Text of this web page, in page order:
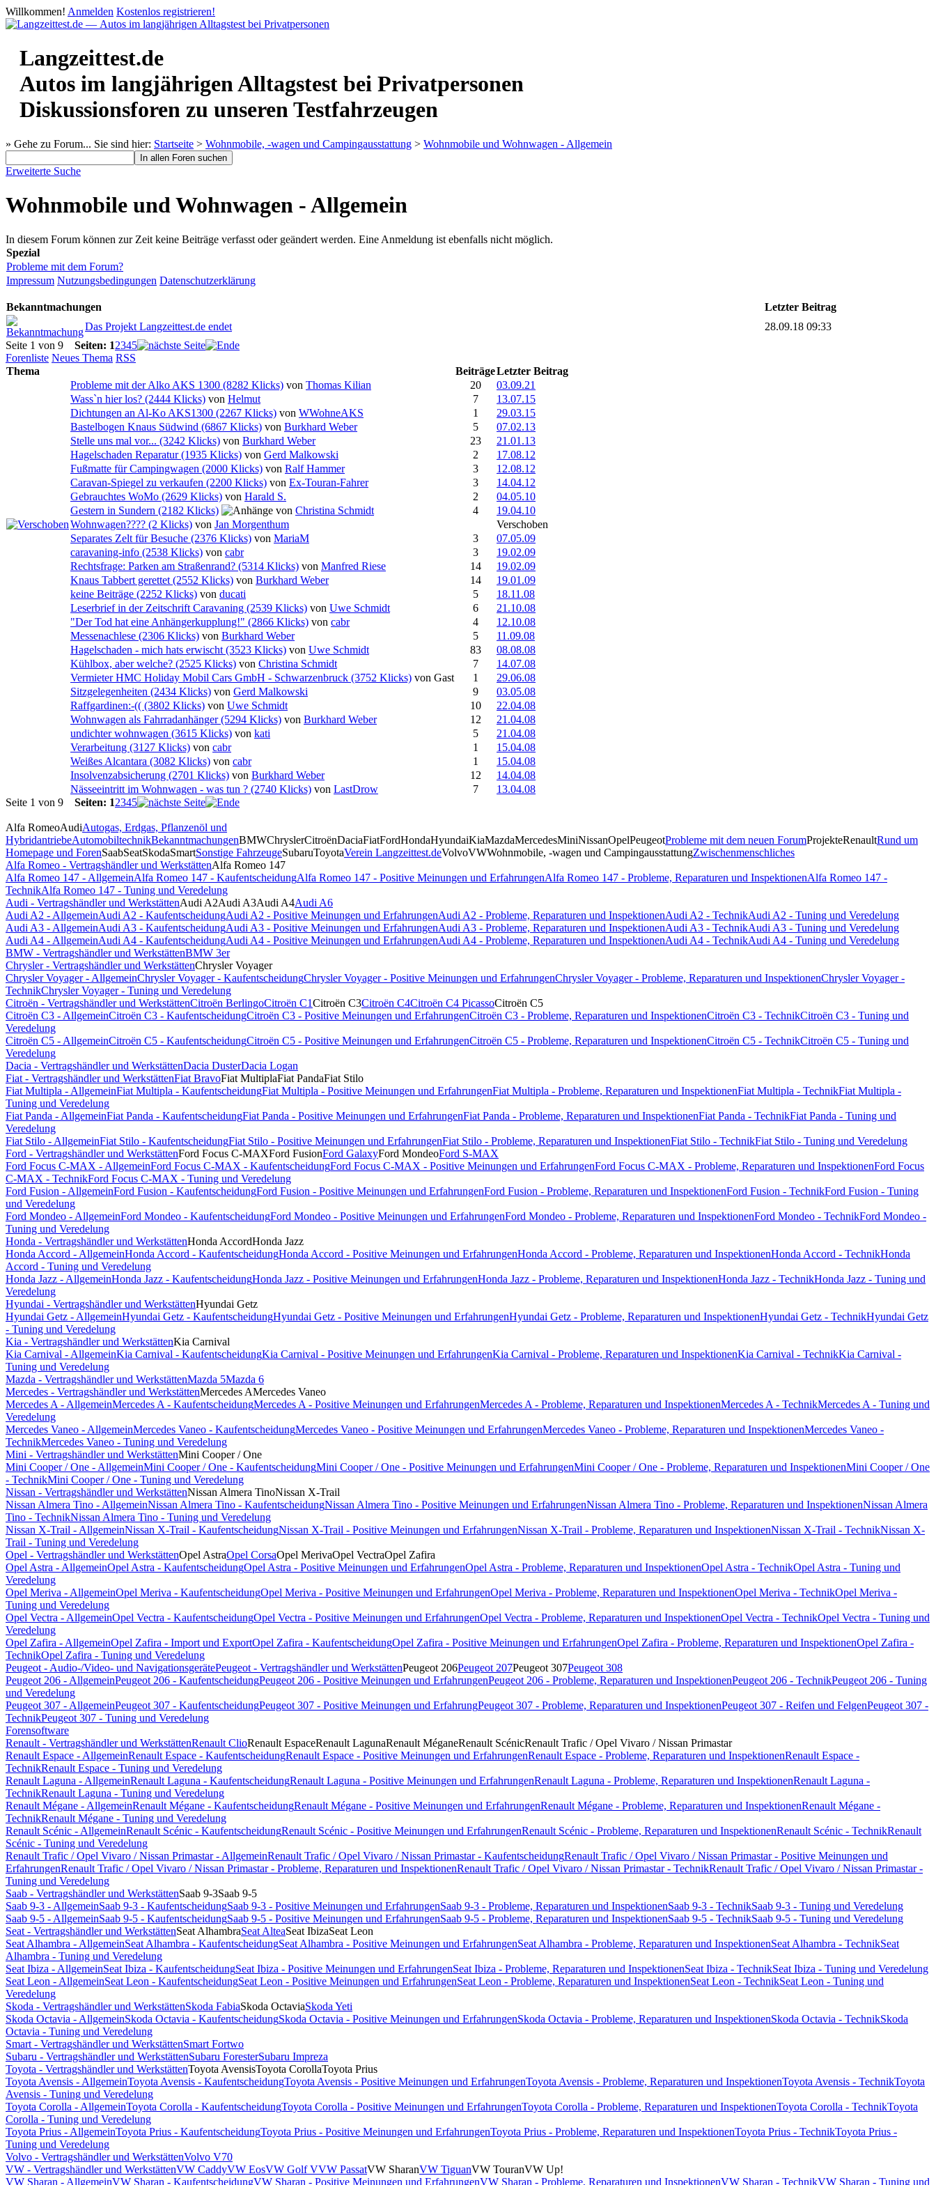
Willkommen! Anmelden Kostenlos registrieren!
Langzeittest.de
Autos im langjährigen Alltagstest bei Privatpersonen
Diskussionsforen zu unseren Testfahrzeugen
» Gehe zu Forum... Sie sind hier: Startseite > Wohnmobile, -wagen und Campingausstattung > Wohnmobile und Wohnwagen - Allgemein
Erweiterte Suche
Wohnmobile und Wohnwagen - Allgemein
In diesem Forum können zur Zeit keine Beiträge verfasst oder geändert werden. Eine Anmeldung ist ebenfalls nicht möglich.
Spezial
Probleme mit dem Forum?
Impressum Nutzungsbedingungen Datenschutzerklärung
Bekanntmachungen
Letzter Beitrag
Das Projekt Langzeittest.de endet
28.09.18 09:33
Seite 1 von 9 Seiten: 12345
Forenliste Neues Thema RSS
Thema
BeiträgeLetzter Beitrag
Probleme mit der Alko AKS 1300 (8282 Klicks) von Thomas Kilian 20
03.09.21
Wass`n hier los? (2444 Klicks) von Helmut 7
13.07.15
Dichtungen an Al-Ko AKS1300 (2267 Klicks) von WWohneAKS 1
29.03.15
Bastelbogen Knaus Südwind (6867 Klicks) von Burkhard Weber 5
07.02.13
Stelle uns mal vor... (3242 Klicks) von Burkhard Weber 23
21.01.13
Hagelschaden Reparatur (1935 Klicks) von Gerd Malkowski 2
17.08.12
Fußmatte für Campingwagen (2000 Klicks) von Ralf Hammer 3
12.08.12
Caravan-Spiegel zu verkaufen (2200 Klicks) von Ex-Touran-Fahrer 3
14.04.12
Gebrauchtes WoMo (2629 Klicks) von Harald S. 2
04.05.10
Gestern in Sundern (2182 Klicks)
von Christina Schmidt 4
19.04.10
Wohnwagen???? (2 Klicks) von Jan Morgenthum
Verschoben
Separates Zelt für Besuche (2376 Klicks) von MariaM 3
07.05.09
caravaning-info (2538 Klicks) von cabr 3
19.02.09
Rechtsfrage: Parken am Straßenrand? (5314 Klicks) von Manfred Riese 14
19.02.09
Knaus Tabbert gerettet (2552 Klicks) von Burkhard Weber 14
19.01.09
keine Beiträge (2252 Klicks) von ducati 5
18.11.08
Leserbrief in der Zeitschrift Caravaning (2539 Klicks) von Uwe Schmidt 6
21.10.08
"Der Tod hat eine Anhängerkupplung!" (2866 Klicks) von cabr 4
12.10.08
Messenachlese (2306 Klicks) von Burkhard Weber 5
11.09.08
Hagelschaden - mich hats erwischt (3523 Klicks) von Uwe Schmidt 83
08.08.08
Kühlbox, aber welche? (2525 Klicks) von Christina Schmidt 7
14.07.08
Vermieter HMC Holiday Mobil Cars GmbH - Schwarzenbruck (3752 Klicks) von Gast 1
29.06.08
Sitzgelegenheiten (2434 Klicks) von Gerd Malkowski 9
03.05.08
Raffgardinen:-(( (3802 Klicks) von Uwe Schmidt 10
22.04.08
Wohnwagen als Fahrradanhänger (5294 Klicks) von Burkhard Weber 12
21.04.08
undichter wohnwagen (3615 Klicks) von kati 5
21.04.08
Verarbeitung (3127 Klicks) von cabr 1
15.04.08
Weißes Alcantara (3082 Klicks) von cabr 1
15.04.08
Insolvenzabsicherung (2701 Klicks) von Burkhard Weber 12
14.04.08
Nässeeintritt im Wohnwagen - was tun ? (2740 Klicks) von LastDrow 7
13.04.08
Seite 1 von 9 Seiten: 12345
Alfa RomeoAudiAutogas, Erdgas, Pflanzenöl und
HybridantriebeAutomobiltechnikBekanntmachungenBMWChryslerCitroënDaciaFiatFordHondaHyundaiKiaMazdaMercedesMiniNissanOpelPeugeotProbleme mit dem neuen ForumProjekteRenaultRund um
Homepage und ForenSaabSeatSkodaSmartSonstige FahrzeugeSubaruToyotaVerein Langzeittest.deVolvoVWWohnmobile, -wagen und CampingausstattungZwischenmenschliches
Alfa Romeo - Vertragshändler und WerkstättenAlfa Romeo 147
Alfa Romeo 147 - AllgemeinAlfa Romeo 147 - KaufentscheidungAlfa Romeo 147 - Positive Meinungen und ErfahrungenAlfa Romeo 147 - Probleme, Reparaturen und InspektionenAlfa Romeo 147 -
TechnikAlfa Romeo 147 - Tuning und Veredelung
Audi - Vertragshändler und WerkstättenAudi A2Audi A3Audi A4Audi A6
Audi A2 - AllgemeinAudi A2 - KaufentscheidungAudi A2 - Positive Meinungen und ErfahrungenAudi A2 - Probleme, Reparaturen und InspektionenAudi A2 - TechnikAudi A2 - Tuning und Veredelung
Audi A3 - AllgemeinAudi A3 - KaufentscheidungAudi A3 - Positive Meinungen und ErfahrungenAudi A3 - Probleme, Reparaturen und InspektionenAudi A3 - TechnikAudi A3 - Tuning und Veredelung
Audi A4 - AllgemeinAudi A4 - KaufentscheidungAudi A4 - Positive Meinungen und ErfahrungenAudi A4 - Probleme, Reparaturen und InspektionenAudi A4 - TechnikAudi A4 - Tuning und Veredelung
BMW - Vertragshändler und WerkstättenBMW 3er
Chrysler - Vertragshändler und WerkstättenChrysler Voyager
Chrysler Voyager - AllgemeinChrysler Voyager - KaufentscheidungChrysler Voyager - Positive Meinungen und ErfahrungenChrysler Voyager - Probleme, Reparaturen und InspektionenChrysler Voyager -
TechnikChrysler Voyager - Tuning und Veredelung
Citroën - Vertragshändler und WerkstättenCitroën BerlingoCitroën C1Citroën C3Citroën C4Citroën C4 PicassoCitroën C5
Citroën C3 - AllgemeinCitroën C3 - KaufentscheidungCitroën C3 - Positive Meinungen und ErfahrungenCitroën C3 - Probleme, Reparaturen und InspektionenCitroën C3 - TechnikCitroën C3 - Tuning und
Veredelung
Citroën C5 - AllgemeinCitroën C5 - KaufentscheidungCitroën C5 - Positive Meinungen und ErfahrungenCitroën C5 - Probleme, Reparaturen und InspektionenCitroën C5 - TechnikCitroën C5 - Tuning und
Veredelung
Dacia - Vertragshändler und WerkstättenDacia DusterDacia Logan
Fiat - Vertragshändler und WerkstättenFiat BravoFiat MultiplaFiat PandaFiat Stilo
Fiat Multipla - AllgemeinFiat Multipla - KaufentscheidungFiat Multipla - Positive Meinungen und ErfahrungenFiat Multipla - Probleme, Reparaturen und InspektionenFiat Multipla - TechnikFiat Multipla -
Tuning und Veredelung
Fiat Panda - AllgemeinFiat Panda - KaufentscheidungFiat Panda - Positive Meinungen und ErfahrungenFiat Panda - Probleme, Reparaturen und InspektionenFiat Panda - TechnikFiat Panda - Tuning und
Veredelung
Fiat Stilo - AllgemeinFiat Stilo - KaufentscheidungFiat Stilo - Positive Meinungen und ErfahrungenFiat Stilo - Probleme, Reparaturen und InspektionenFiat Stilo - TechnikFiat Stilo - Tuning und Veredelung
Ford - Vertragshändler und WerkstättenFord Focus C-MAXFord FusionFord GalaxyFord MondeoFord S-MAX
Ford Focus C-MAX - AllgemeinFord Focus C-MAX - KaufentscheidungFord Focus C-MAX - Positive Meinungen und ErfahrungenFord Focus C-MAX - Probleme, Reparaturen und InspektionenFord Focus
C-MAX - TechnikFord Focus C-MAX - Tuning und Veredelung
Ford Fusion - AllgemeinFord Fusion - KaufentscheidungFord Fusion - Positive Meinungen und ErfahrungenFord Fusion - Probleme, Reparaturen und InspektionenFord Fusion - TechnikFord Fusion - Tuning
und Veredelung
Ford Mondeo - AllgemeinFord Mondeo - KaufentscheidungFord Mondeo - Positive Meinungen und ErfahrungenFord Mondeo - Probleme, Reparaturen und InspektionenFord Mondeo - TechnikFord Mondeo -
Tuning und Veredelung
Honda - Vertragshändler und WerkstättenHonda AccordHonda Jazz
Honda Accord - AllgemeinHonda Accord - KaufentscheidungHonda Accord - Positive Meinungen und ErfahrungenHonda Accord - Probleme, Reparaturen und InspektionenHonda Accord - TechnikHonda
Accord - Tuning und Veredelung
Honda Jazz - AllgemeinHonda Jazz - KaufentscheidungHonda Jazz - Positive Meinungen und ErfahrungenHonda Jazz - Probleme, Reparaturen und InspektionenHonda Jazz - TechnikHonda Jazz - Tuning und
Veredelung
Hyundai - Vertragshändler und WerkstättenHyundai Getz
Hyundai Getz - AllgemeinHyundai Getz - KaufentscheidungHyundai Getz - Positive Meinungen und ErfahrungenHyundai Getz - Probleme, Reparaturen und InspektionenHyundai Getz - TechnikHyundai Getz
- Tuning und Veredelung
Kia - Vertragshändler und WerkstättenKia Carnival
Kia Carnival - AllgemeinKia Carnival - KaufentscheidungKia Carnival - Positive Meinungen und ErfahrungenKia Carnival - Probleme, Reparaturen und InspektionenKia Carnival - TechnikKia Carnival -
Tuning und Veredelung
Mazda - Vertragshändler und WerkstättenMazda 5Mazda 6
Mercedes - Vertragshändler und WerkstättenMercedes AMercedes Vaneo
Mercedes A - AllgemeinMercedes A - KaufentscheidungMercedes A - Positive Meinungen und ErfahrungenMercedes A - Probleme, Reparaturen und InspektionenMercedes A - TechnikMercedes A - Tuning und
Veredelung
Mercedes Vaneo - AllgemeinMercedes Vaneo - KaufentscheidungMercedes Vaneo - Positive Meinungen und ErfahrungenMercedes Vaneo - Probleme, Reparaturen und InspektionenMercedes Vaneo -
TechnikMercedes Vaneo - Tuning und Veredelung
Mini - Vertragshändler und WerkstättenMini Cooper / One
Mini Cooper / One - AllgemeinMini Cooper / One - KaufentscheidungMini Cooper / One - Positive Meinungen und ErfahrungenMini Cooper / One - Probleme, Reparaturen und InspektionenMini Cooper / One
- TechnikMini Cooper / One - Tuning und Veredelung
Nissan - Vertragshändler und WerkstättenNissan Almera TinoNissan X-Trail
Nissan Almera Tino - AllgemeinNissan Almera Tino - KaufentscheidungNissan Almera Tino - Positive Meinungen und ErfahrungenNissan Almera Tino - Probleme, Reparaturen und InspektionenNissan Almera
Tino - TechnikNissan Almera Tino - Tuning und Veredelung
Nissan X-Trail - AllgemeinNissan X-Trail - KaufentscheidungNissan X-Trail - Positive Meinungen und ErfahrungenNissan X-Trail - Probleme, Reparaturen und InspektionenNissan X-Trail - TechnikNissan X-
Trail - Tuning und Veredelung
Opel - Vertragshändler und WerkstättenOpel AstraOpel CorsaOpel MerivaOpel VectraOpel Zafira
Opel Astra - AllgemeinOpel Astra - KaufentscheidungOpel Astra - Positive Meinungen und ErfahrungenOpel Astra - Probleme, Reparaturen und InspektionenOpel Astra - TechnikOpel Astra - Tuning und
Veredelung
Opel Meriva - AllgemeinOpel Meriva - KaufentscheidungOpel Meriva - Positive Meinungen und ErfahrungenOpel Meriva - Probleme, Reparaturen und InspektionenOpel Meriva - TechnikOpel Meriva -
Tuning und Veredelung
Opel Vectra - AllgemeinOpel Vectra - KaufentscheidungOpel Vectra - Positive Meinungen und ErfahrungenOpel Vectra - Probleme, Reparaturen und InspektionenOpel Vectra - TechnikOpel Vectra - Tuning und
Veredelung
Opel Zafira - AllgemeinOpel Zafira - Import und ExportOpel Zafira - KaufentscheidungOpel Zafira - Positive Meinungen und ErfahrungenOpel Zafira - Probleme, Reparaturen und InspektionenOpel Zafira -
TechnikOpel Zafira - Tuning und Veredelung
Peugeot - Audio-/Video- und NavigationsgerätePeugeot - Vertragshändler und WerkstättenPeugeot 206Peugeot 207Peugeot 307Peugeot 308
Peugeot 206 - AllgemeinPeugeot 206 - KaufentscheidungPeugeot 206 - Positive Meinungen und ErfahrungenPeugeot 206 - Probleme, Reparaturen und InspektionenPeugeot 206 - TechnikPeugeot 206 - Tuning
und Veredelung
Peugeot 307 - AllgemeinPeugeot 307 - KaufentscheidungPeugeot 307 - Positive Meinungen und ErfahrungPeugeot 307 - Probleme, Reparaturen und InspektionenPeugeot 307 - Reifen und FelgenPeugeot 307 -
TechnikPeugeot 307 - Tuning und Veredelung
Forensoftware
Renault - Vertragshändler und WerkstättenRenault ClioRenault EspaceRenault LagunaRenault MéganeRenault ScénicRenault Trafic / Opel Vivaro / Nissan Primastar
Renault Espace - AllgemeinRenault Espace - KaufentscheidungRenault Espace - Positive Meinungen und ErfahrungenRenault Espace - Probleme, Reparaturen und InspektionenRenault Espace -
TechnikRenault Espace - Tuning und Veredelung
Renault Laguna - AllgemeinRenault Laguna - KaufentscheidungRenault Laguna - Positive Meinungen und ErfahrungenRenault Laguna - Probleme, Reparaturen und InspektionenRenault Laguna -
TechnikRenault Laguna - Tuning und Veredelung
Renault Mégane - AllgemeinRenault Mégane - KaufentscheidungRenault Mégane - Positive Meinungen und ErfahrungenRenault Mégane - Probleme, Reparaturen und InspektionenRenault Mégane -
TechnikRenault Mégane - Tuning und Veredelung
Renault Scénic - AllgemeinRenault Scénic - KaufentscheidungRenault Scénic - Positive Meinungen und ErfahrungenRenault Scénic - Probleme, Reparaturen und InspektionenRenault Scénic - TechnikRenault
Scénic - Tuning und Veredelung
Renault Trafic / Opel Vivaro / Nissan Primastar - AllgemeinRenault Trafic / Opel Vivaro / Nissan Primastar - KaufentscheidungRenault Trafic / Opel Vivaro / Nissan Primastar - Positive Meinungen und
ErfahrungenRenault Trafic / Opel Vivaro / Nissan Primastar - Probleme, Reparaturen und InspektionenRenault Trafic / Opel Vivaro / Nissan Primastar - TechnikRenault Trafic / Opel Vivaro / Nissan Primastar -
Tuning und Veredelung
Saab - Vertragshändler und WerkstättenSaab 9-3Saab 9-5
Saab 9-3 - AllgemeinSaab 9-3 - KaufentscheidungSaab 9-3 - Positive Meinungen und ErfahrungenSaab 9-3 - Probleme, Reparaturen und InspektionenSaab 9-3 - TechnikSaab 9-3 - Tuning und Veredelung
Saab 9-5 - AllgemeinSaab 9-5 - KaufentscheidungSaab 9-5 - Positive Meinungen und ErfahrungenSaab 9-5 - Probleme, Reparaturen und InspektionenSaab 9-5 - TechnikSaab 9-5 - Tuning und Veredelung
Seat - Vertragshändler und WerkstättenSeat AlhambraSeat AlteaSeat IbizaSeat Leon
Seat Alhambra - AllgemeinSeat Alhambra - KaufentscheidungSeat Alhambra - Positive Meinungen und ErfahrungenSeat Alhambra - Probleme, Reparaturen und InspektionenSeat Alhambra - TechnikSeat
Alhambra - Tuning und Veredelung
Seat Ibiza - AllgemeinSeat Ibiza - KaufentscheidungSeat Ibiza - Positive Meinungen und ErfahrungenSeat Ibiza - Probleme, Reparaturen und InspektionenSeat Ibiza - TechnikSeat Ibiza - Tuning und Veredelung
Seat Leon - AllgemeinSeat Leon - KaufentscheidungSeat Leon - Positive Meinungen und ErfahrungenSeat Leon - Probleme, Reparaturen und InspektionenSeat Leon - TechnikSeat Leon - Tuning und
Veredelung
Skoda - Vertragshändler und WerkstättenSkoda FabiaSkoda OctaviaSkoda Yeti
Skoda Octavia - AllgemeinSkoda Octavia - KaufentscheidungSkoda Octavia - Positive Meinungen und ErfahrungenSkoda Octavia - Probleme, Reparaturen und InspektionenSkoda Octavia - TechnikSkoda
Octavia - Tuning und Veredelung
Smart - Vertragshändler und WerkstättenSmart Fortwo
Subaru - Vertragshändler und WerkstättenSubaru ForesterSubaru Impreza
Toyota - Vertragshändler und WerkstättenToyota AvensisToyota CorollaToyota Prius
Toyota Avensis - AllgemeinToyota Avensis - KaufentscheidungToyota Avensis - Positive Meinungen und ErfahrungenToyota Avensis - Probleme, Reparaturen und InspektionenToyota Avensis - TechnikToyota
Avensis - Tuning und Veredelung
Toyota Corolla - AllgemeinToyota Corolla - KaufentscheidungToyota Corolla - Positive Meinungen und ErfahrungenToyota Corolla - Probleme, Reparaturen und InspektionenToyota Corolla - TechnikToyota
Corolla - Tuning und Veredelung
Toyota Prius - AllgemeinToyota Prius - KaufentscheidungToyota Prius - Positive Meinungen und ErfahrungenToyota Prius - Probleme, Reparaturen und InspektionenToyota Prius - TechnikToyota Prius -
Tuning und Veredelung
Volvo - Vertragshändler und WerkstättenVolvo V70
VW - Vertragshändler und WerkstättenVW CaddyVW EosVW Golf VVW PassatVW SharanVW TiguanVW TouranVW Up!
VW Sharan - AllgemeinVW Sharan - KaufentscheidungVW Sharan - Positive Meinungen und ErfahrungenVW Sharan - Probleme, Reparaturen und InspektionenVW Sharan - TechnikVW Sharan - Tuning und